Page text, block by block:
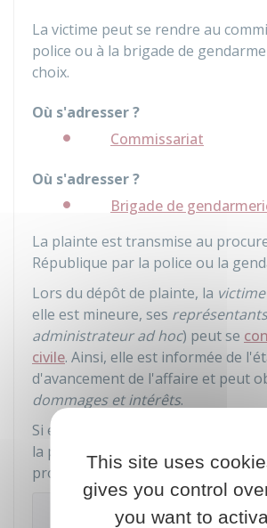
La victime peut se rendre au
police ou à la brigade de
choix.
Où s'adresser ?
Commissariat
Où s'adresser ?
Brigade de
La plainte est transmise au
République par la police ou la
Lors du dépôt de plainte, la
elle est mineure, ses
administrateur ad hoc) peut se
civile. Ainsi, elle est informée de
d'avancement de l'affaire et peut
dommages et intérêts.
Si elle ne s'est pas constituée
la plainte, elle peut le faire tout au
procédure, jusqu'au jour de
À noter
This site uses
gives you control
you want to